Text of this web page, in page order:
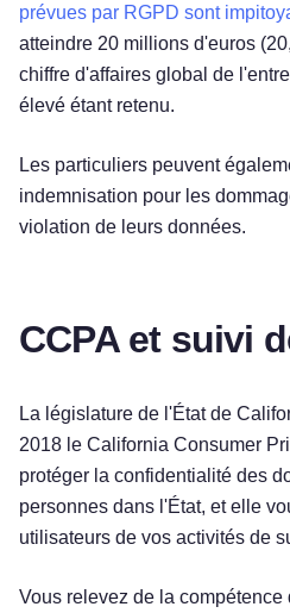
prévues par RGPD sont
atteindre 20 millions d'euros
chiffre d'affaires global de
élevé étant retenu.
Les particuliers peuvent
indemnisation pour les
violation de leurs données.
CCPA et suivi
La législature de l'État de
2018 le California Consumer
protéger la confidentialité des
personnes dans l'État, et elle
utilisateurs de vos activités de
Vous relevez de la